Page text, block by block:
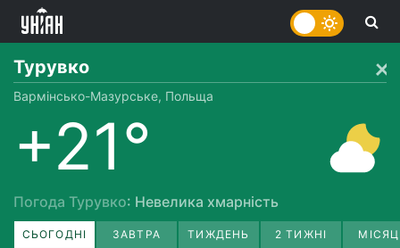
Турувко
Вармінсько-Мазурське, Польща
+21°
Погода Турувко: Невелика хмарність
СЬОГОДНІ ЗАВТРА ТИЖДЕНЬ 2 ТИЖНІ